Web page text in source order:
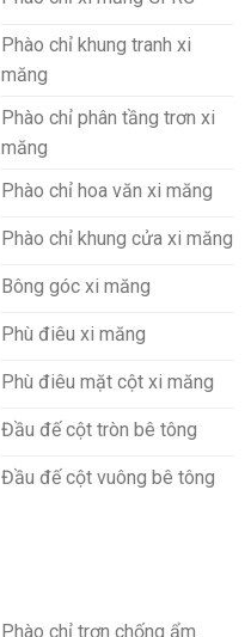
Phào chỉ khung tranh xi
măng
Phào chỉ phân tầng trơn xi
măng
Phào chỉ hoa văn xi măng
Phào chỉ khung cửa xi măng
Bông góc xi măng
Phù điêu xi măng
Phù điêu mặt cột xi măng
Đầu đế cột tròn bê tông
Đầu đế cột vuông bê tông
Phào chỉ trơn chống ẩm